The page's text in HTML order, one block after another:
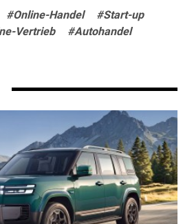
#Online-Handel
#Start-up
Vertrieb #Autohandel